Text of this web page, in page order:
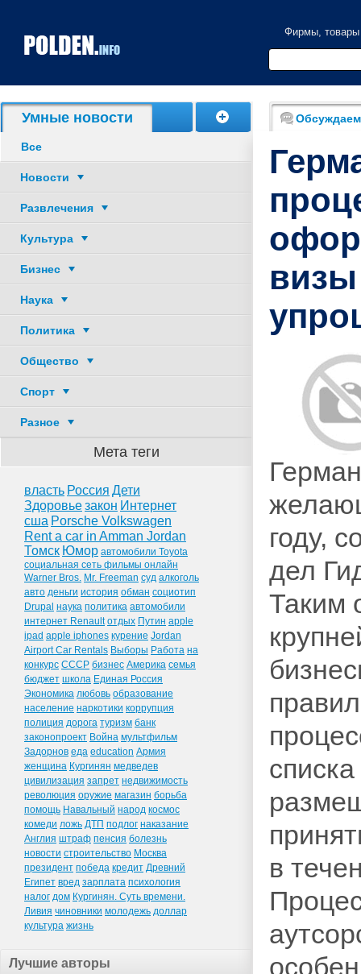
Фирмы, товары
Умные новости
Все
Новости
Развлечения
Культура
Бизнес
Наука
Политика
Общество
Спорт
Разное
Мета теги
власть Россия Дети
Здоровьезакон Интернет
сша Porsche Volkswagen
Rent a car in Amman Jordan
Томск Юмор автомобили Toyota
социальная сеть фильмы онлайн
Warner Bros. Mr. Freeman суд алкоголь
авто деньги история обман социотип
Drupal наука политика автомобили
интернет Renault отдых Путин apple
ipad apple iphones курение Jordan
Airport Car Rentals Выборы Работа на
конкурс СССР бизнес Америка семья
бюджет школа Единая Россия
Экономика любовь образование
население наркотики коррупция
полиция дорога туризм банк
законопроект Война мультфильм
Задорнов еда education Армия
женщина Кургинян медведев
цивилизация запрет недвижимость
революция оружие магазин борьба
помощь Навальный народ космос
комеди ложь ДТП подлог наказание
Англия штраф пенсия болезнь
новости строительство Москва
президент победа кредит Древний
Египет вред зарплата психология
налог дом Кургинян. Суть времени.
Ливия чиновники молодежь доллар
культура жизнь
Лучшие авторы
Обсуждаем
визы
году,
дел
Таким
в